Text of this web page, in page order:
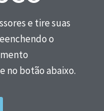
e tire suas
o
no botão abaixo.